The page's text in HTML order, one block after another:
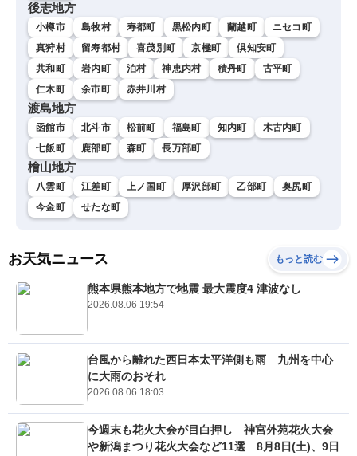
後志地方
小樽市 島牧村 寿都町 黒松内町 蘭越町
ニセコ町
真狩村
留寿都村 喜茂別町 京極町
倶知安町
共和町
岩内町 泊村 神恵内村 積丹町
古平町
仁木町
余市町 赤井川村
渡島地方
函館市 北斗市 松前町 福島町 知内町
木古内町
七飯町
鹿部町 森町 長万部町
檜山地方
八雲町 江差町 上ノ国町 厚沢部町 乙部町
奥尻町
今金町
せたな町
お天気ニュース もっと読む
熊本県熊本地方で地震 最大震度4 津波なし
2026.08.06 19:54
台風から離れた西日本太平洋側も雨 九州を中心
に大雨のおそれ
2026.08.06 18:03
今週末も花火大会が目白押し 神宮外苑花火大会
や新潟まつり花火大会など11選 8月8日(土)、9日